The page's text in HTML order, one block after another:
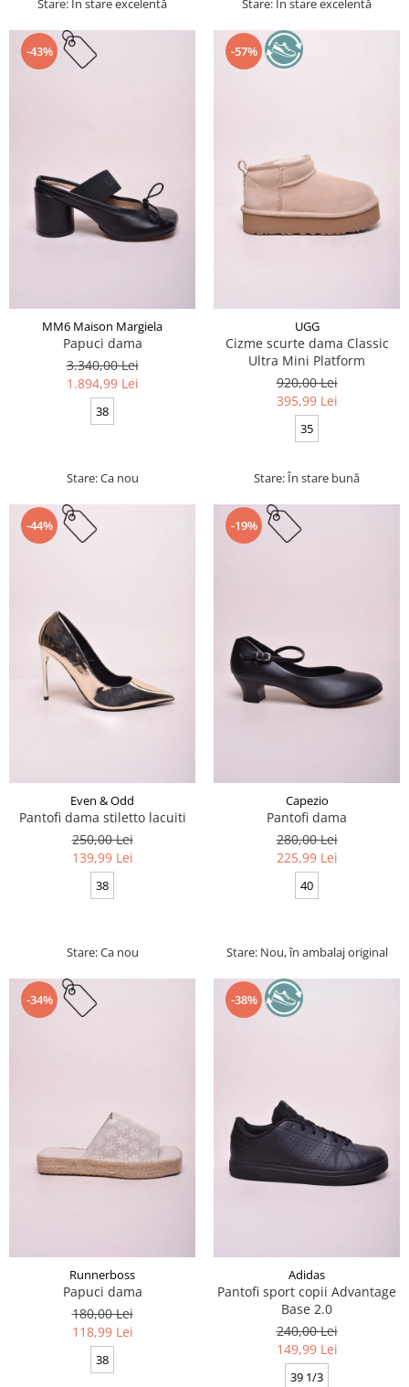
Stare: În stare excelentă Stare: În stare excelentă
-43%
MM6 Maison Margiela
Papuci dama
3.340,00 Lei
1.894,99 Lei
38
Stare: Ca nou
-57%
UGG
Cizme scurte dama Classic
Ultra Mini Platform
920,00 Lei
395,99 Lei
35
Stare: În stare bună
-44%
Even & Odd
Pantofi dama stiletto lacuiti
250,00 Lei
139,99 Lei
38
Stare: Ca nou
-19%
Capezio
Pantofi dama
280,00 Lei
225,99 Lei
40
Stare: Nou, în ambalaj original
-34%
Runnerboss
Papuci dama
180,00 Lei
118,99 Lei
38
-38%
Adidas
Pantofi sport copii Advantage
Base 2.0
240,00 Lei
149,99 Lei
39 1/3